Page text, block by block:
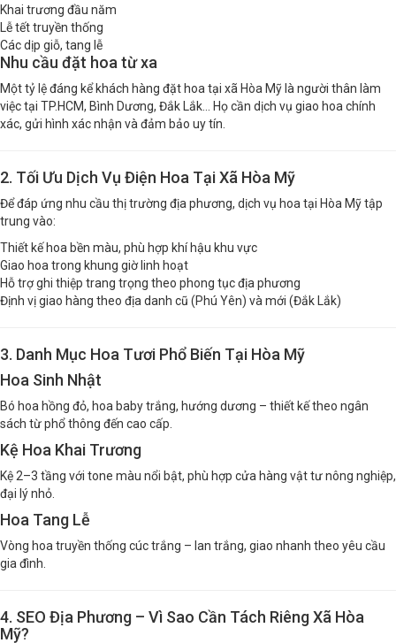
Khai trương đầu năm
Lễ tết truyền thống
Các dịp giỗ, tang lễ
Nhu cầu đặt hoa từ xa
Một tỷ lệ đáng kể khách hàng đặt hoa tại xã Hòa Mỹ là người thân làm
việc tại TP.HCM, Bình Dương, Đắk Lắk… Họ cần dịch vụ giao hoa chính
xác, gửi hình xác nhận và đảm bảo uy tín.
2. Tối Ưu Dịch Vụ Điện Hoa Tại Xã Hòa Mỹ
Để đáp ứng nhu cầu thị trường địa phương, dịch vụ hoa tại Hòa Mỹ tập
trung vào:
Thiết kế hoa bền màu, phù hợp khí hậu khu vực
Giao hoa trong khung giờ linh hoạt
Hỗ trợ ghi thiệp trang trọng theo phong tục địa phương
Định vị giao hàng theo địa danh cũ (Phú Yên) và mới (Đắk Lắk)
3. Danh Mục Hoa Tươi Phổ Biến Tại Hòa Mỹ
Hoa Sinh Nhật
Bó hoa hồng đỏ, hoa baby trắng, hướng dương – thiết kế theo ngân
sách từ phổ thông đến cao cấp.
Kệ Hoa Khai Trương
Kệ 2–3 tầng với tone màu nổi bật, phù hợp cửa hàng vật tư nông nghiệp,
đại lý nhỏ.
Hoa Tang Lễ
Vòng hoa truyền thống cúc trắng – lan trắng, giao nhanh theo yêu cầu
gia đình.
4. SEO Địa Phương – Vì Sao Cần Tách Riêng Xã Hòa
Mỹ?